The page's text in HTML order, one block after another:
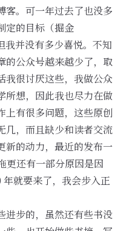
客。可一年过去了也没多
定的目标（掘金
我并没有多少喜悦。不知
的公众号越来越少了，取
我很讨厌这些，我做公众
所想，因此我也尽力在做
上有很多问题，这些原创
几，而且缺少和读者交流
新的动力，最近的发布一
更还有一部分原因是因
就要来了，我会步入正
进步的，虽然还有些书没